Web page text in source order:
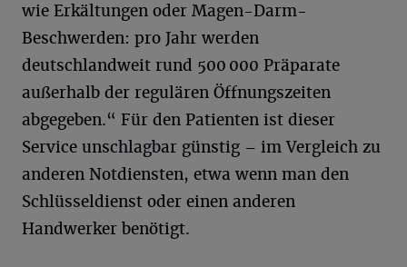
wie Erkältungen oder Magen-Darm-
Beschwerden: pro Jahr werden
deutschlandweit rund 500 000 Präparate
außerhalb der regulären Öffnungszeiten
abgegeben.“ Für den Patienten ist dieser
Service unschlagbar günstig – im Vergleich zu
anderen Notdiensten, etwa wenn man den
Schlüsseldienst oder einen anderen
Handwerker benötigt.